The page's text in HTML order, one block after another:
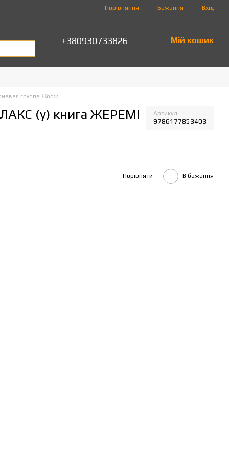
Порівняння Бажання Вхід
+380930733826 Мій кошик
группа Жорж
(у) книга ЖЕРЕМІ
Артикул
9786177853403
Порівняти В бажання